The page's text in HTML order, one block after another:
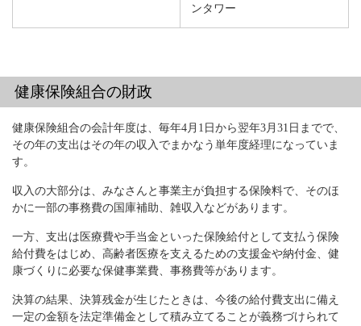
ンタワー
健康保険組合の財政
健康保険組合の会計年度は、毎年4月1日から翌年3月31日までで、
その年の支出はその年の収入でまかなう単年度経理になっていま
す。
収入の大部分は、みなさんと事業主が負担する保険料で、そのほ
かに一部の事務費の国庫補助、雑収入などがあります。
一方、支出は医療費や手当金といった保険給付として支払う保険
給付費をはじめ、高齢者医療を支えるための支援金や納付金、健
康づくりに必要な保健事業費、事務費等があります。
決算の結果、決算残金が生じたときは、今後の給付費支出に備え
一定の金額を法定準備金として積み立てることが義務づけられて